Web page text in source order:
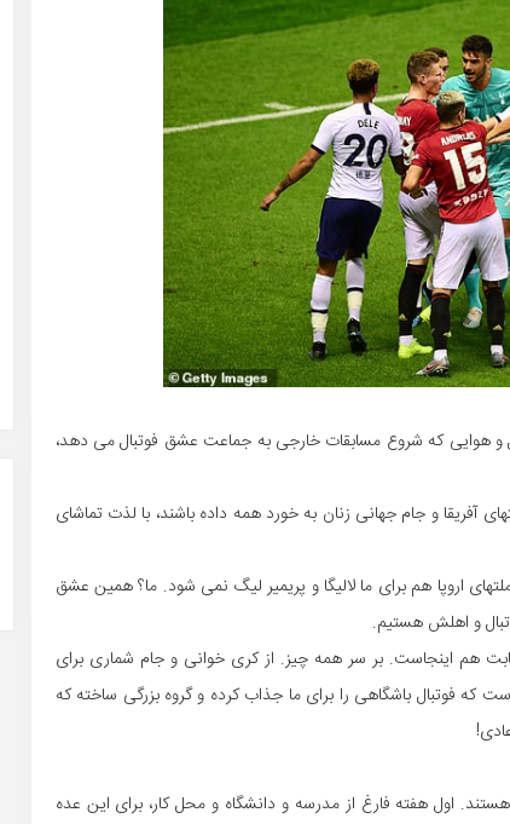
و هوایی که شروع مسابقات خارجی به جماعت عشق فوتبال می دهد،
جوانان و یورو زیر ۲۱ سال و جام ملتهای آفریقا و جام جهانی زنان به خورد همه داده باشند، با لذت تماشای
اروپا هم برای ما لالیگا و پریمیر لیگ نمی شود. ما؟ همین عشق
و اهلش هستیم.
هم اینجاست. بر سر همه چیز. از کری خوانی و جام شماری برای
که فوتبال باشگاهی را برای ما جذاب کرده و گروه بزرگی ساخته که
اول هفته فارغ از مدرسه و دانشگاه و محل کار، برای این عده